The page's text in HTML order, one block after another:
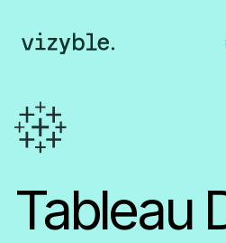
Tableau